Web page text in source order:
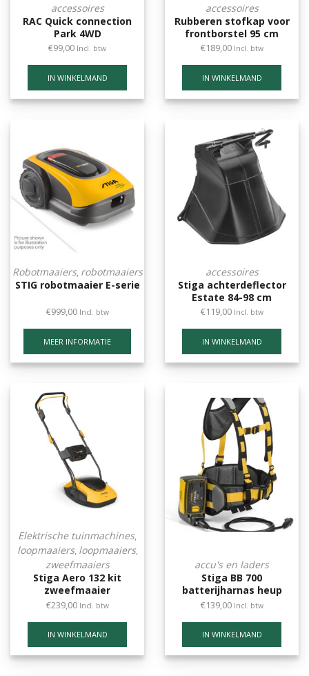
accessoires
RAC Quick connection
Park 4WD
€99,00 Incl. btw
IN WINKELMAND
accessoires
Rubberen stofkap voor
frontborstel 95 cm
€189,00 Incl. btw
IN WINKELMAND
Robotmaaiers, robotmaaiers
STIG robotmaaier E-serie
€999,00 Incl. btw
MEER INFORMATIE
accessoires
Stiga achterdeflector
Estate 84-98 cm
€119,00 Incl. btw
IN WINKELMAND
Elektrische tuinmachines,
loopmaaiers, loopmaaiers,
zweefmaaiers
Stiga Aero 132 kit
zweefmaaier
€239,00 Incl. btw
IN WINKELMAND
accu's en laders
Stiga BB 700
batterijharnas heup
€139,00 Incl. btw
IN WINKELMAND